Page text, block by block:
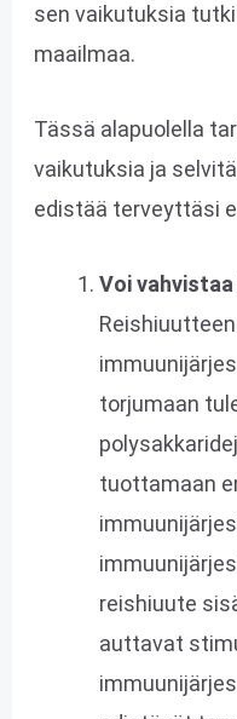
sen vaikutuksia
maailmaa.
Tässä alapuolella
vaikutuksia ja
edistää terveyttäsi
Voi
torjumaan
tuottamaan
reishiuute
auttavat